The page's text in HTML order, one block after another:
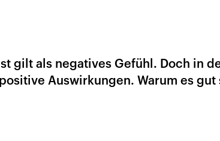
gilt als negatives Gefühl. Doch in
Auswirkungen. Warum es gut